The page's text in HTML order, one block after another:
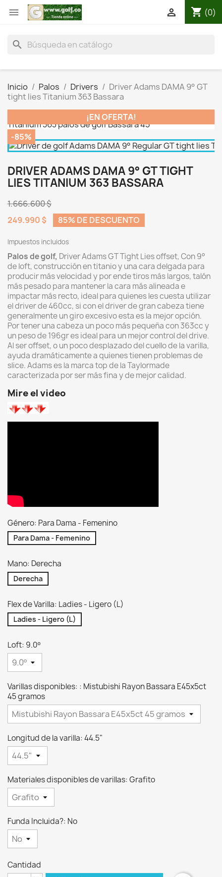
 shopping_cart (0)

search
Inicio Palos Drivers
Driver Adams DAMA 9° GT
tight lies Titanium 363 Bassara
¡EN OFERTA!
-85%
DRIVER ADAMS DAMA 9° GT TIGHT
LIES TITANIUM 363 BASSARA
1.666.600 $
249.990 $
85% DE DESCUENTO
Impuestos incluidos
Palos de golf, Driver Adams GT Tight Lies offset, Con 9°
de loft, construcción en titanio y una cara delgada para
producir más velocidad y por ende tiros más largos, talón
más pesado para mantener la cara más alineada e
impactar más recto, ideal para quienes les cuesta utilizar
el driver de 460cc, si con el driver de gran cabeza tiene
generalmente un giro excesivo esta es la mejor opción.
Por tener una cabeza un poco más pequeña con 363cc y
un peso de 196gr es ideal para un mejor control del drive.
Al ser offset, o un poco desplazado del cuello de la varilla,
ayuda dramáticamente a quienes tienen problemas de
slice. Adams es la marca top de la Taylormade
caracterizada por ser más fina y de mejor calidad.
Mire el video
Género: Para Dama - Femenino
Para Dama - Femenino
Mano: Derecha
Derecha
Flex de Varilla: Ladies - Ligero (L)
Ladies - Ligero (L)
Loft: 9.0º
Varillas disponibles: : Mistubishi Rayon Bassara E45x5ct
45 gramos
Longitud de la varilla: 44.5"
Materiales disponibles de varillas: Grafito
Funda Incluida?: No
Cantidad